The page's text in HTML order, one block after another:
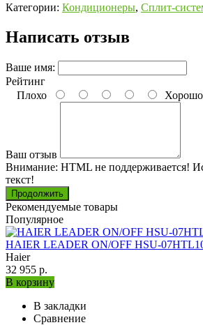
Категории: Кондиционеры, Сплит-
Написать отзыв
Ваше имя:
Рейтинг
Плохо
Хорошо
Ваш отзыв
Внимание: HTML не поддерживается!
текст!
Продолжить
Рекомендуемые товары
Популярное
HAIER LEADER ON/OFF HSU-
Haier
32 955 р.
В корзину
В закладки
Сравнение